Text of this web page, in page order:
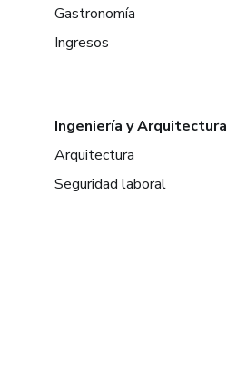
Gastronomía
Ingresos
Ingeniería y Arquitectura
Arquitectura
Seguridad laboral